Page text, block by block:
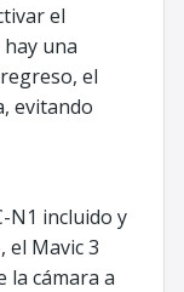
el
una
el
evitando
N1 incluido y
Mavic 3
la cámara a